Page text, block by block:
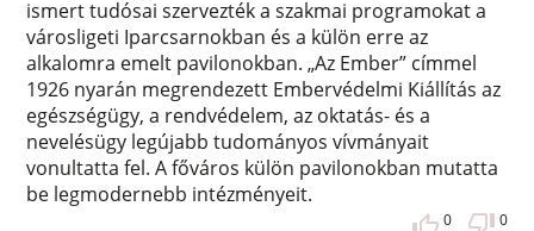
ismert tudósai szervezték a szakmai programokat a
városligeti Iparcsarnokban és a külön erre az
alkalomra emelt pavilonokban. „Az Ember” címmel
1926 nyarán megrendezett Embervédelmi Kiállítás az
egészségügy, a rendvédelem, az oktatás- és a
nevelésügy legújabb tudományos vívmányait
vonultatta fel. A főváros külön pavilonokban mutatta
be legmodernebb intézményeit.
0 0